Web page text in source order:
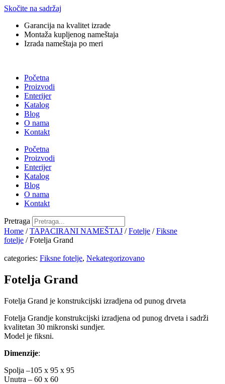
Skočite na sadržaj
Garancija na kvalitet izrade
Montaža kupljenog nameštaja
Izrada nameštaja po meri
Početna
Proizvodi
Enterijer
Katalog
Blog
O nama
Kontakt
Početna
Proizvodi
Enterijer
Katalog
Blog
O nama
Kontakt
Pretraga
Home /TAPACIRANI NAMEŠTAJ /Fotelje /Fiksne
fotelje / Fotelja Grand
categories: Fiksne fotelje, Nekategorizovano
Fotelja Grand
Fotelja Grand je konstrukcijski izradjena od punog drveta
Fotelja Grandje konstrukcijski izradjena od punog drveta i sadrži
kvalitetan 30 mikronski sundjer.
Model je fiksni.
Dimenzije:
Spolja –105 x 95 x 95
Unutra – 60 x 60